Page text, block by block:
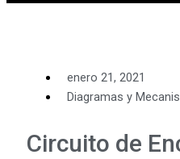
enero 21, 2021
Diagramas y
Circuito de